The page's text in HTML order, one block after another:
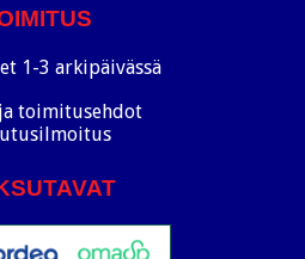
1-3 arkipäivässä
toimitusehdot